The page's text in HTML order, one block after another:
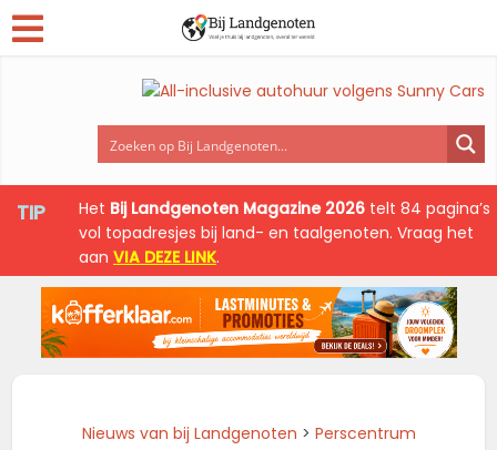
TIP Het Bij Landgenoten Magazine 2026 telt 84 pagina’s
vol topadresjes bij land- en taalgenoten. Vraag het
aan VIA DEZE LINK.
Nieuws van bij Landgenoten > Perscentrum